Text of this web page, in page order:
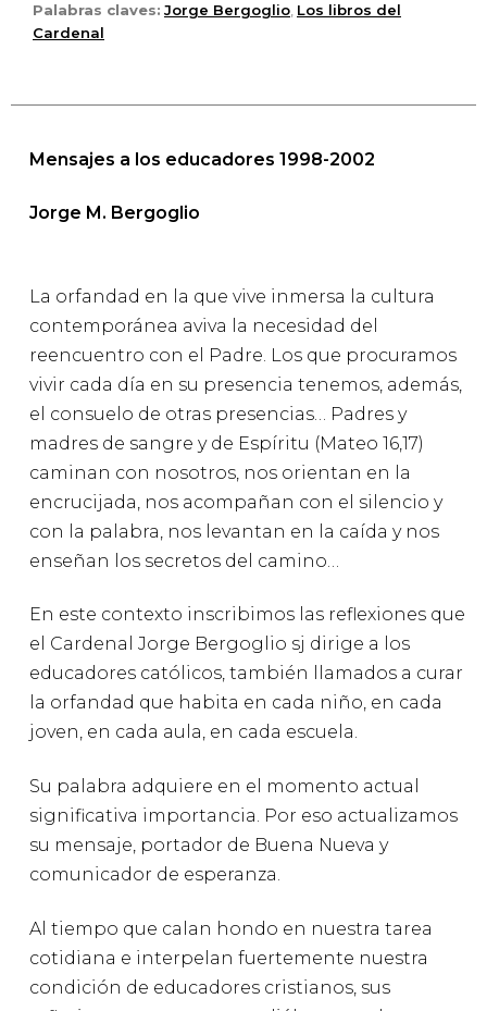
Palabras claves: Jorge Bergoglio, Los libros del
Cardenal
Mensajes a los educadores 1998-2002
Jorge M. Bergoglio
La orfandad en la que vive inmersa la cultura
contemporánea aviva la necesidad del
reencuentro con el Padre. Los que procuramos
vivir cada día en su presencia tenemos, además,
el consuelo de otras presencias… Padres y
madres de sangre y de Espíritu (Mateo 16,17)
caminan con nosotros, nos orientan en la
encrucijada, nos acompañan con el silencio y
con la palabra, nos levantan en la caída y nos
enseñan los secretos del camino…
En este contexto inscribimos las reflexiones que
el Cardenal Jorge Bergoglio sj dirige a los
educadores católicos, también llamados a curar
la orfandad que habita en cada niño, en cada
joven, en cada aula, en cada escuela.
Su palabra adquiere en el momento actual
significativa importancia. Por eso actualizamos
su mensaje, portador de Buena Nueva y
comunicador de esperanza.
Al tiempo que calan hondo en nuestra tarea
cotidiana e interpelan fuertemente nuestra
condición de educadores cristianos, sus